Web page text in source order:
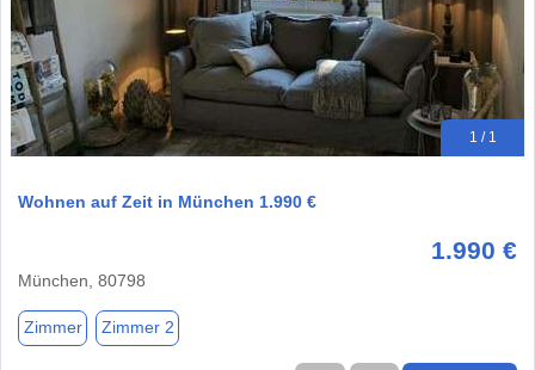
1 / 1
Wohnen auf Zeit in München 1.990 €
1.990 €
München, 80798
Zimmer Zimmer 2